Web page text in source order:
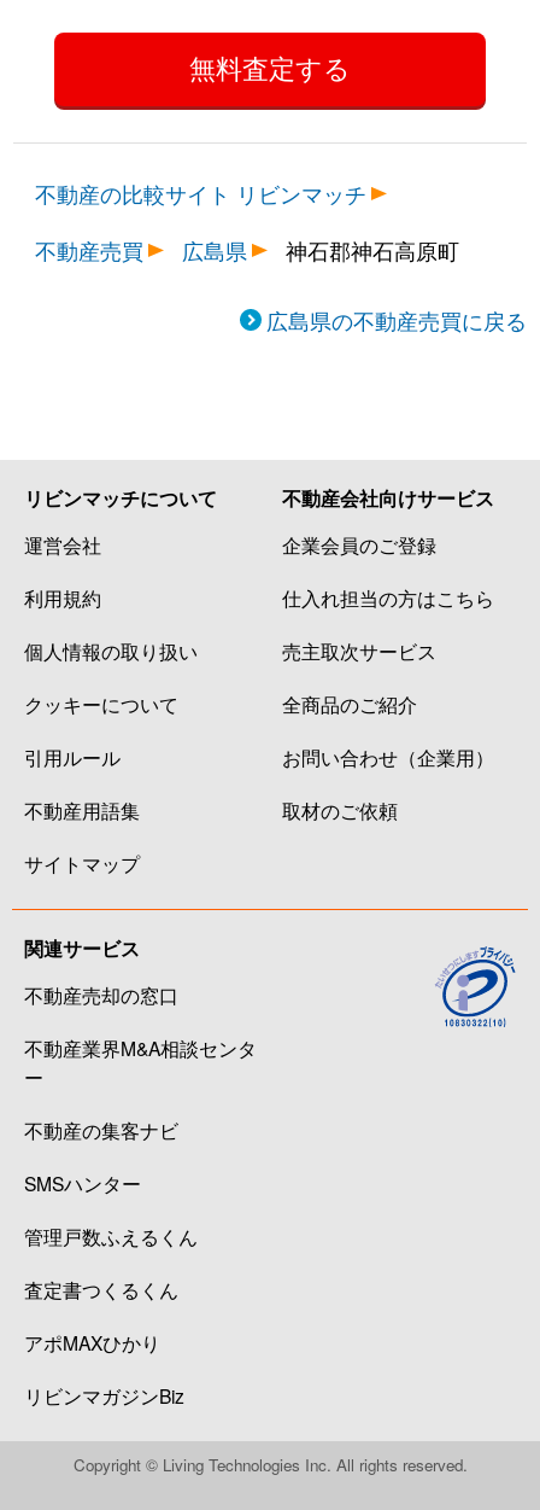
不動産の比較サイト リビンマッチ
不動産売買
広島県 神石郡神石高原町
広島県の不動産売買に戻る
リビンマッチについて
運営会社
利用規約
個人情報の取り扱い
クッキーについて
引用ルール
不動産用語集
サイトマップ
不動産会社向けサービス
企業会員のご登録
仕入れ担当の方はこちら
売主取次サービス
全商品のご紹介
お問い合わせ（企業用）
取材のご依頼
関連サービス
不動産売却の窓口
不動産業界M&A相談センタ
ー
不動産の集客ナビ
SMSハンター
管理戸数ふえるくん
査定書つくるくん
アポMAXひかり
リビンマガジンBiz
Copyright © Living Technologies Inc. All rights reserved.